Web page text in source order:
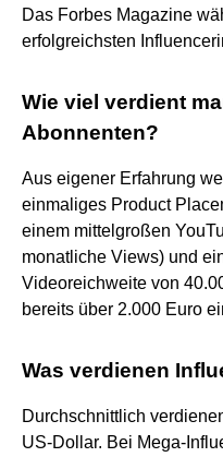
Das Forbes Magazine
erfolgreichsten
Wie viel verdient
Abonnenten?
Aus eigener Erfahrung
einmaliges Product
einem mittelgroßen
monatliche Views) und
Videoreichweite von
bereits über 2.000 Euro
Was verdienen
Durchschnittlich
US-Dollar. Bei Mega-